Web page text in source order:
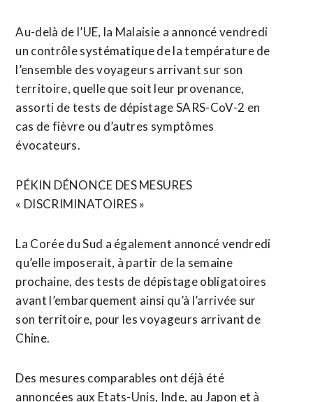
Au-delà de l’UE, la Malaisie a annoncé vendredi
un contrôle systématique de la température de
l’ensemble des voyageurs arrivant sur son
territoire, quelle que soit leur provenance,
assorti de tests de dépistage SARS-CoV-2 en
cas de fièvre ou d’autres symptômes
évocateurs.
PÉKIN DÉNONCE DES MESURES
« DISCRIMINATOIRES »
La Corée du Sud a également annoncé vendredi
qu’elle imposerait, à partir de la semaine
prochaine, des tests de dépistage obligatoires
avant l’embarquement ainsi qu’à l’arrivée sur
son territoire, pour les voyageurs arrivant de
Chine.
Des mesures comparables ont déjà été
annoncées aux Etats-Unis, Inde, au Japon et à